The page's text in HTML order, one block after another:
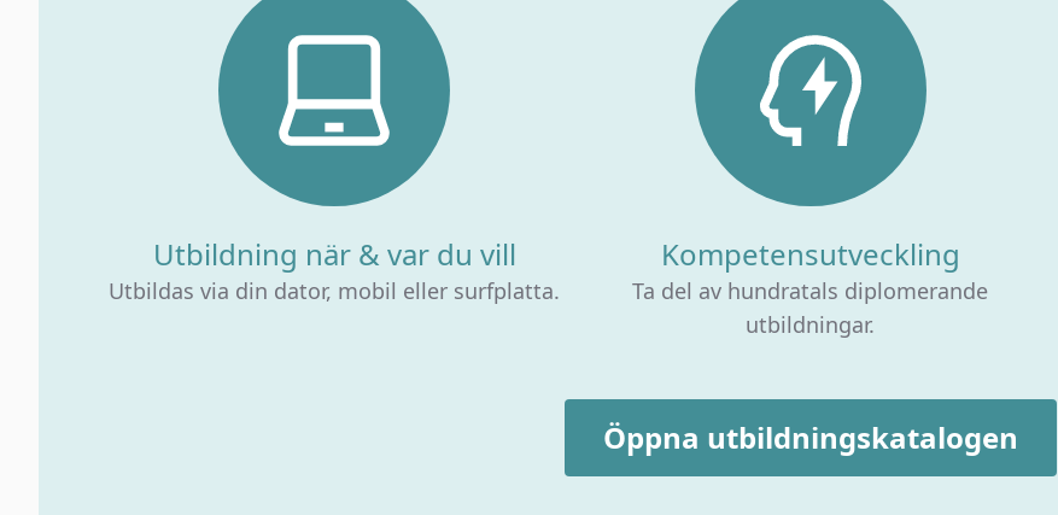
Utbildning när & var du vill
Utbildas via din dator, mobil eller surfplatta.
Kompetensutveckling
Ta del av hundratals diplomerande
utbildningar.
Öppna utbildningskatalogen